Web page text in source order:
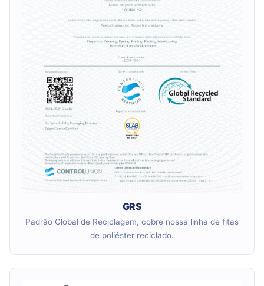
GRS
Padrão Global de Reciclagem, cobre nossa linha de fitas
de poliéster reciclado.